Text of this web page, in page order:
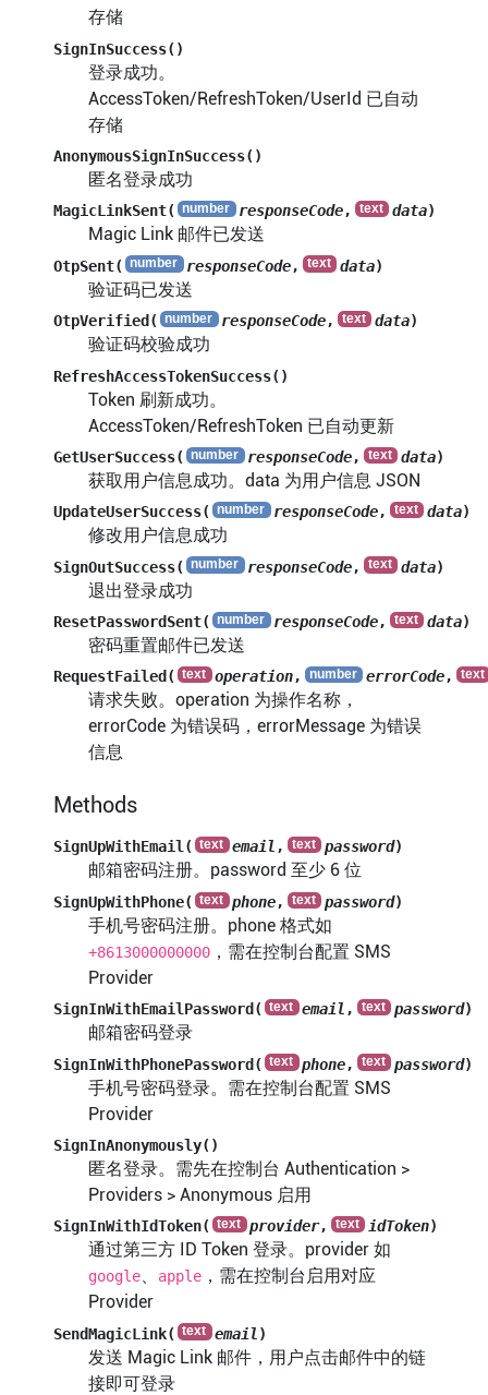
存储
SignInSuccess()
登录成功。
AccessToken/RefreshToken/UserId 已自动
存储
AnonymousSignInSuccess()
匿名登录成功
MagicLinkSent( responseCode, data)
Magic Link 邮件已发送
OtpSent( responseCode, data)
验证码已发送
OtpVerified( responseCode, data)
验证码校验成功
RefreshAccessTokenSuccess()
Token 刷新成功。
AccessToken/RefreshToken 已自动更新
GetUserSuccess( responseCode, data)
获取用户信息成功。data 为用户信息 JSON
UpdateUserSuccess( responseCode, data)
修改用户信息成功
SignOutSuccess( responseCode, data)
退出登录成功
ResetPasswordSent( responseCode, data)
密码重置邮件已发送
RequestFailed( operation, errorCode,
请求失败。operation 为操作名称，
errorCode 为错误码，errorMessage 为错误
信息
Methods
SignUpWithEmail( email , password)
邮箱密码注册。password 至少 6 位
SignUpWithPhone( phone, password)
手机号密码注册。phone 格式如
+8613000000000，需在控制台配置 SMS
Provider
SignInWithEmailPassword( email , password)
邮箱密码登录
SignInWithPhonePassword( phone, password)
手机号密码登录。需在控制台配置 SMS
Provider
SignInAnonymously()
匿名登录。需先在控制台 Authentication >
Providers > Anonymous 启用
SignInWithIdToken( provider, idToken)
通过第三方 ID Token 登录。provider 如
google、 apple，需在控制台启用对应
Provider
SendMagicLink( email )
发送 Magic Link 邮件，用户点击邮件中的链
接即可登录